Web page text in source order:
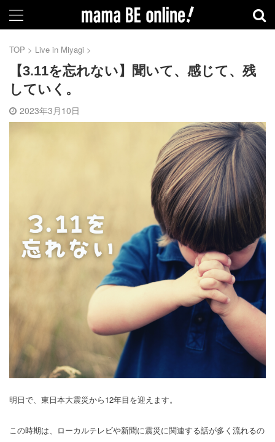
TOP > Live in Miyagi >
【3.11を忘れない】聞いて、感じて、残
していく。
2023年3月10日
明日で、東日本大震災から12年目を迎えます。
この時期は、ローカルテレビや新聞に震災に関連する話が多く流れるの